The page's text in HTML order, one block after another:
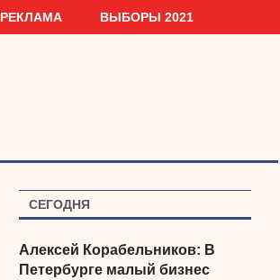
РЕКЛАМА ВЫБОРЫ 2021
СЕГОДНЯ
Алексей Корабельников: В
Петербурге малый бизнес